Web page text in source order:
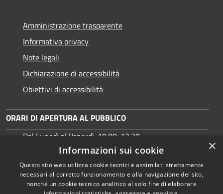
Amministrazione trasparente
Informativa privacy
Note legali
Dichiarazione di accessibilità
Obiettivi di accessibilità
ORARI DI APERTURA AL PUBBLICO
Dal Lunedì al Venerdì: 10:00-13:30
Martedì: 15:30-17:00
×
Informazioni sui cookie
Questo sito web utilizza cookie tecnici e assimilati strettamente
necessari al corretto funzionamento e alla navigazione del sito,
nonché un cookie tecnico analitico al solo fine di elaborare